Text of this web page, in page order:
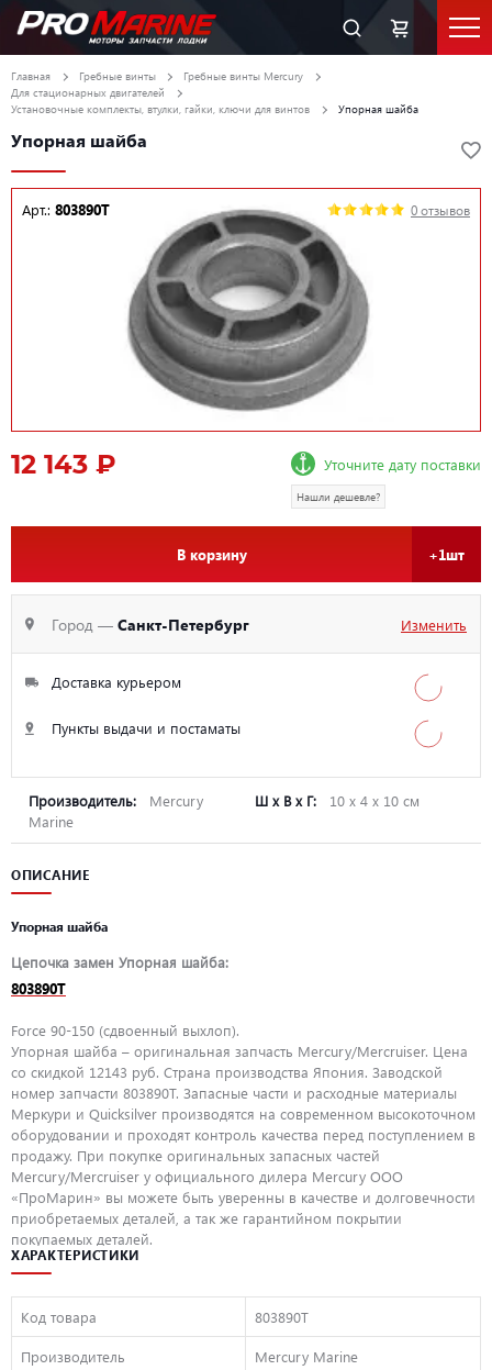
Главная Гребные винты
Гребные винты Mercury
Для стационарных двигателей
Установочные комплекты, втулки, гайки, ключи для винтов
Упорная шайба
Упорная шайба
Арт.: 803890T 0 отзывов
12 143 ₽ Уточните дату поставки
Нашли дешевле?
В корзину +1шт
Город — Санкт-Петербург Изменить
Доставка курьером
Пункты выдачи и постаматы
Производитель:
Mercury
Marine
Ш х В х Г: 10 х 4 х 10 см
ОПИСАНИЕ
Упорная шайба
Цепочка замен Упорная шайба:
803890T
Force 90-150 (сдвоенный выхлоп).
Упорная шайба – оригинальная запчасть Mercury/Mercruiser. Цена
со скидкой 12143 руб. Страна производства Япония. Заводской
номер запчасти 803890T. Запасные части и расходные материалы
Меркури и Quicksilver производятся на современном высокоточном
оборудовании и проходят контроль качества перед поступлением в
продажу. При покупке оригинальных запасных частей
Mercury/Mercruiser у официального дилера Mercury ООО
«ПроМарин» вы можете быть уверенны в качестве и долговечности
приобретаемых деталей, а так же гарантийном покрытии
покупаемых деталей.
ХАРАКТЕРИСТИКИ
Код товара 803890T
Производитель Mercury Marine